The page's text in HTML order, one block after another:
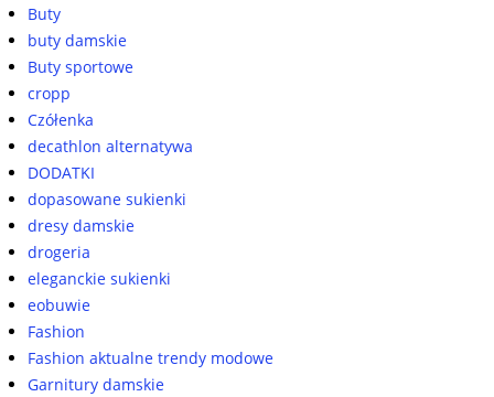
Buty
buty damskie
Buty sportowe
cropp
Czółenka
decathlon alternatywa
DODATKI
dopasowane sukienki
dresy damskie
drogeria
eleganckie sukienki
eobuwie
Fashion
Fashion aktualne trendy modowe
Garnitury damskie